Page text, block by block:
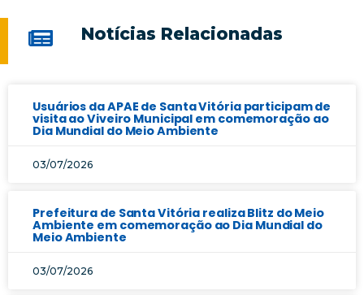
Notícias Relacionadas
Usuários da APAE de Santa Vitória participam de
visita ao Viveiro Municipal em comemoração ao
Dia Mundial do Meio Ambiente
03/07/2026
Prefeitura de Santa Vitória realiza Blitz do Meio
Ambiente em comemoração ao Dia Mundial do
Meio Ambiente
03/07/2026